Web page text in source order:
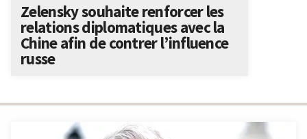
Zelensky souhaite renforcer les
relations diplomatiques avec la
Chine afin de contrer l’influence
russe